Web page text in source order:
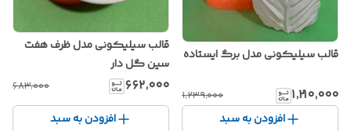
قالب سیلیکونی مدل برگ ایستاده
۱٬۲۱۰٬۰۰۰ ۱٬۲۳۹٬۰۰۰
افزودن به سبد
قالب سیلیکونی مدل ظرف هفت
سین گل دار
۶۶۲٬۰۰۰ ۶۸۳٬۰۰۰
افزودن به سبد